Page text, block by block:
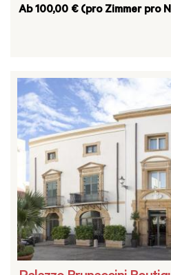
Ab 100,00 € (pro Zimmer pro